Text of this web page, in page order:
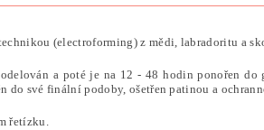
(electroforming) z mědi, labradoritu a
a poté je na 12 - 48 hodin ponořen
do své finální podoby, ošetřen patinou a
řetízku.